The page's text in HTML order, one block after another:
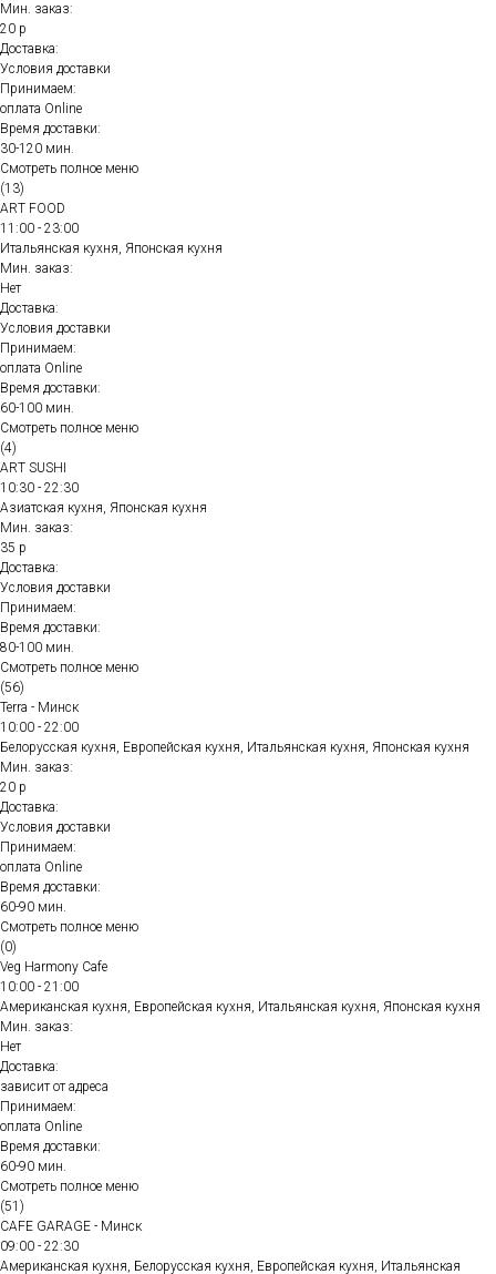
Мин. заказ:
20 р
Доставка:
Условия доставки
Принимаем:
оплата Online
Время доставки:
30-120 мин.
Смотреть полное меню
(13)
ART FOOD
11:00 - 23:00
Итальянская кухня, Японская кухня
Мин. заказ:
Нет
Доставка:
Условия доставки
Принимаем:
оплата Online
Время доставки:
60-100 мин.
Смотреть полное меню
(4)
ART SUSHI
10:30 - 22:30
Азиатская кухня, Японская кухня
Мин. заказ:
35 р
Доставка:
Условия доставки
Принимаем:
Время доставки:
80-100 мин.
Смотреть полное меню
(56)
Terra - Минск
10:00 - 22:00
Белорусская кухня, Европейская кухня, Итальянская кухня, Японская кухня
Мин. заказ:
20 р
Доставка:
Условия доставки
Принимаем:
оплата Online
Время доставки:
60-90 мин.
Смотреть полное меню
(0)
Veg Harmony Cafe
10:00 - 21:00
Американская кухня, Европейская кухня, Итальянская кухня, Японская кухня
Мин. заказ:
Нет
Доставка:
зависит от адреса
Принимаем:
оплата Online
Время доставки:
60-90 мин.
Смотреть полное меню
(51)
CAFE GARAGE - Минск
09:00 - 22:30
Американская кухня, Белорусская кухня, Европейская кухня, Итальянская